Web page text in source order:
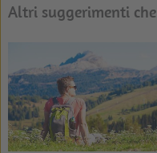
Altri suggerimenti